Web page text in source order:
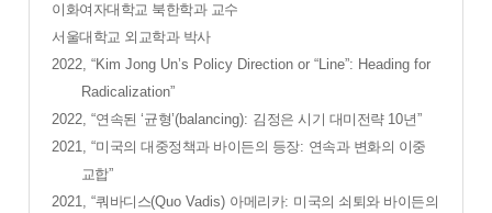
이화여자대학교 북한학과 교수
서울대학교 외교학과 박사
2022, “Kim Jong Un’s Policy Direction or “Line”: Heading for
Radicalization”
2022, “연속된‘균형’(balancing): 김정은 시기 대미전략 10년”
2021, “미국의 대중정책과 바이든의 등장: 연속과 변화의 이중
교합”
2021, “쿼바디스(Quo Vadis) 아메리카: 미국의 쇠퇴와 바이든의